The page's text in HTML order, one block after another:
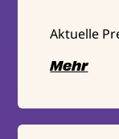
Aktuelle
Mehr